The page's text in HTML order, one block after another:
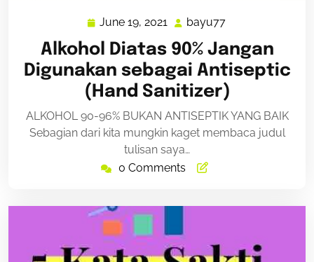
June 19, 2021 June
19,
2021
bayu77
Alkohol Diatas 90% Jangan
Digunakan sebagai Antiseptic
(Hand Sanitizer)
ALKOHOL 90-96% BUKAN ANTISEPTIK YANG BAIK
Sebagian dari kita mungkin kaget membaca judul
tulisan saya…
0 Comments